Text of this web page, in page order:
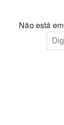
Não está em